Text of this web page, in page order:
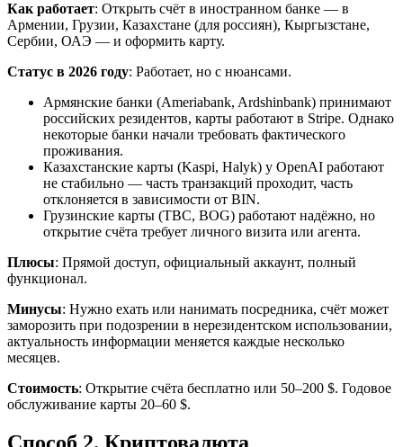
Как работает: Открыть счёт в иностранном банке — в
Армении, Грузии, Казахстане (для россиян), Кыргызстане,
Сербии, ОАЭ — и оформить карту.
Статус в 2026 году: Работает, но с нюансами.
Армянские банки (Ameriabank, Ardshinbank) принимают
российских резидентов, карты работают в Stripe. Однако
некоторые банки начали требовать фактического
проживания.
Казахстанские карты (Kaspi, Halyk) у OpenAI работают
не стабильно — часть транзакций проходит, часть
отклоняется в зависимости от BIN.
Грузинские карты (TBC, BOG) работают надёжно, но
открытие счёта требует личного визита или агента.
Плюсы: Прямой доступ, официальный аккаунт, полный
функционал.
Минусы: Нужно ехать или нанимать посредника, счёт может
заморозить при подозрении в нерезидентском использовании,
актуальность информации меняется каждые несколько
месяцев.
Стоимость: Открытие счёта бесплатно или 50–200 $. Годовое
обслуживание карты 20–60 $.